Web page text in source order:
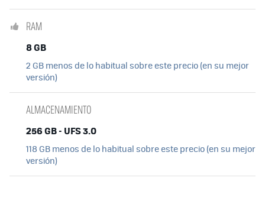
RAM
8 GB
2 GB menos de lo habitual sobre este precio (en su mejor
versión)
ALMACENAMIENTO
256 GB - UFS 3.0
118 GB menos de lo habitual sobre este precio (en su mejor
versión)